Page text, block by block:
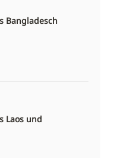
Bangladesch
Laos und